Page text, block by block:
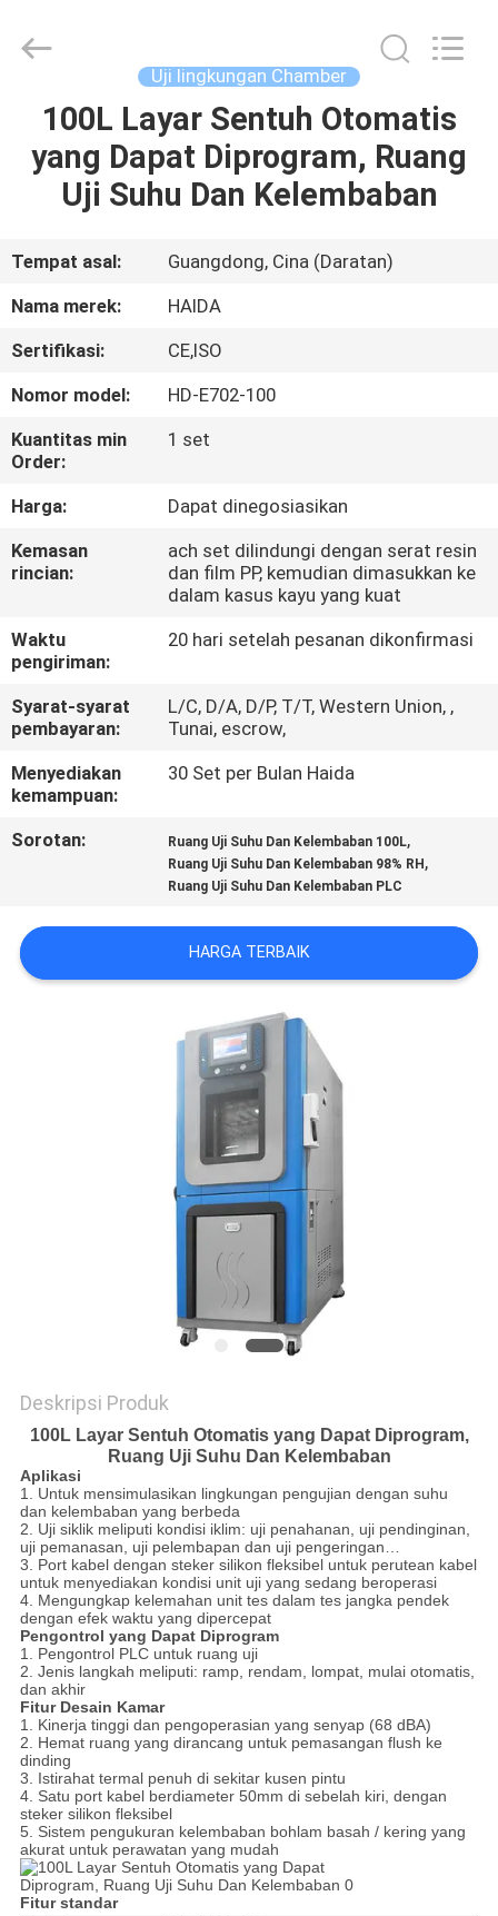
BERANDA
PRODUK
VIDEO
VR
TENTANG
KAMI
TUR
PABRIK
KONTROL
KUALITAS
HUBUNGI
KAMI
KASUS
Reserved.
Uji lingkungan Chamber
100L Layar Sentuh Otomatis
yang Dapat Diprogram, Ruang
Uji Suhu Dan Kelembaban
Tempat asal:
Guangdong, Cina (Daratan)
Nama merek:
HAIDA
Sertifikasi:
CE,ISO
Nomor model:
HD-E702-100
Kuantitas min
Order:
1 set
Harga:
Dapat dinegosiasikan
Kemasan
rincian:
ach set dilindungi dengan serat resin
dan film PP, kemudian dimasukkan ke
dalam kasus kayu yang kuat
Waktu
pengiriman:
20 hari setelah pesanan dikonfirmasi
Syarat-syarat
pembayaran:
L/C, D/A, D/P, T/T, Western Union, ,
Tunai, escrow,
Menyediakan
kemampuan:
30 Set per Bulan Haida
Sorotan: Ruang Uji Suhu Dan Kelembaban 100L,
Ruang Uji Suhu Dan Kelembaban 98% RH ,
Ruang Uji Suhu Dan Kelembaban PLC
HARGA TERBAIK
Deskripsi Produk
100L Layar Sentuh Otomatis yang Dapat Diprogram,
Ruang Uji Suhu Dan Kelembaban
Aplikasi
1. Untuk mensimulasikan lingkungan pengujian dengan suhu
dan kelembaban yang berbeda
2. Uji siklik meliputi kondisi iklim: uji penahanan, uji pendinginan,
uji pemanasan, uji pelembapan dan uji pengeringan…
3. Port kabel dengan steker silikon fleksibel untuk perutean kabel
untuk menyediakan kondisi unit uji yang sedang beroperasi
4. Mengungkap kelemahan unit tes dalam tes jangka pendek
dengan efek waktu yang dipercepat
Pengontrol yang Dapat Diprogram
1. Pengontrol PLC untuk ruang uji
2. Jenis langkah meliputi: ramp, rendam, lompat, mulai otomatis,
dan akhir
Fitur Desain Kamar
1. Kinerja tinggi dan pengoperasian yang senyap (68 dBA)
2. Hemat ruang yang dirancang untuk pemasangan flush ke
dinding
3. Istirahat termal penuh di sekitar kusen pintu
4. Satu port kabel berdiameter 50mm di sebelah kiri, dengan
steker silikon fleksibel
5. Sistem pengukuran kelembaban bohlam basah / kering yang
akurat untuk perawatan yang mudah
Fitur standar